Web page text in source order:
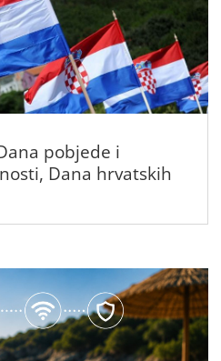
pobjede i
Dana hrvatskih